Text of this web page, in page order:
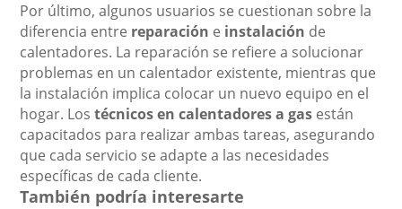
Por último, algunos usuarios se cuestionan sobre la
diferencia entre reparación e instalación de
calentadores. La reparación se refiere a solucionar
problemas en un calentador existente, mientras que
la instalación implica colocar un nuevo equipo en el
hogar. Lostécnicos en calentadores a gas están
capacitados para realizar ambas tareas, asegurando
que cada servicio se adapte a las necesidades
específicas de cada cliente.
También podría interesarte